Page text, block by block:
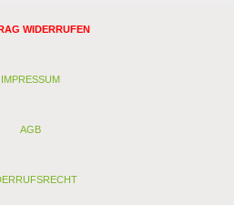
WIDERRUFEN
IMPRESSUM
AGB